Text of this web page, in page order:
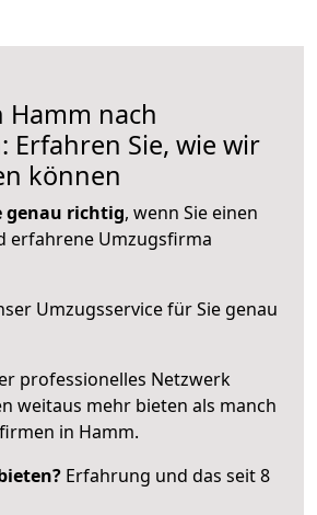
Hamm nach
Erfahren Sie, wie wir
können
genau richtig, wenn Sie einen
erfahrene Umzugsfirma
Umzugsservice für Sie genau
professionelles Netzwerk
weitaus mehr bieten als manch
in Hamm.
Erfahrung und das seit 8